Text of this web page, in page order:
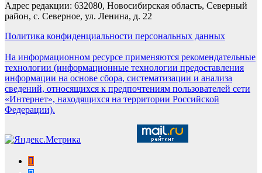
Адрес редакции: 632080, Новосибирская область, Северный
район, с. Северное, ул. Ленина, д. 22
Политика конфиденциальности персональных данных
На информационном ресурсе применяются рекомендательные
технологии (информационные технологии предоставления
информации на основе сбора, систематизации и анализа
сведений, относящихся к предпочтениям пользователей сети
«Интернет», находящихся на территории Российской
Федерации).